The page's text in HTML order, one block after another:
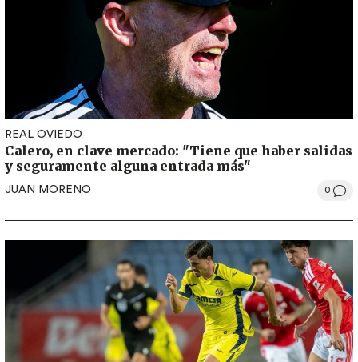
REAL OVIEDO
Calero, en clave mercado: "Tiene que haber salidas
y seguramente alguna entrada más"
JUAN MORENO 0